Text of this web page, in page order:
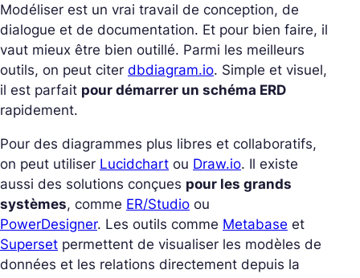
Modéliser est un vrai travail de conception, de
dialogue et de documentation. Et pour bien faire, il
vaut mieux être bien outillé. Parmi les meilleurs
outils, on peut citer dbdiagram.io. Simple et visuel,
il est parfait pour démarrer un schéma ERD
rapidement.
Pour des diagrammes plus libres et collaboratifs,
on peut utiliser Lucidchart ou Draw.io. Il existe
aussi des solutions conçues pour les grands
systèmes, comme ER/Studio ou
PowerDesigner. Les outils comme Metabase et
Superset permettent de visualiser les modèles de
données et les relations directement depuis la